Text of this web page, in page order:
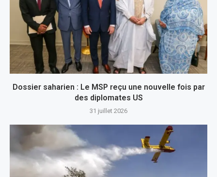
Dossier saharien : Le MSP reçu une nouvelle fois par
des diplomates US
31 juillet 2026